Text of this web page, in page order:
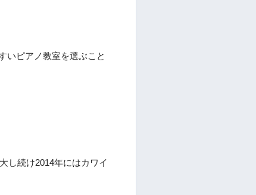
いピアノ教室を選ぶこと
し続け2014年にはカワイ